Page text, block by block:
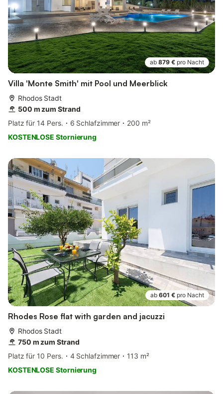
ab 879 € pro Nacht
Villa 'Monte Smith' mit Pool und Meerblick
Rhodos Stadt
500 m zum Strand
Platz für 14 Pers.
6 Schlafzimmer
200 m²
KOSTENLOSE Stornierung
ab 601 € pro Nacht
Rhodes Rose flat with garden and jacuzzi
Rhodos Stadt
750 m zum Strand
Platz für 10 Pers.
4 Schlafzimmer
113 m²
KOSTENLOSE Stornierung